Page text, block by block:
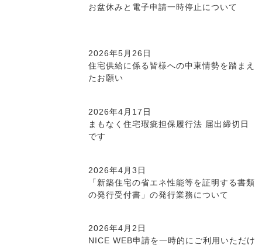
お盆休みと電子申請一時停止について
2026年5月26日
住宅供給に係る皆様への中東情勢を踏まえ
たお願い
2026年4月17日
まもなく住宅瑕疵担保履行法 届出締切日
です
2026年4月3日
「新築住宅の省エネ性能等を証明する書類
の発行受付書」の発行業務について
2026年4月2日
NICE WEB申請を一時的にご利用いただけ